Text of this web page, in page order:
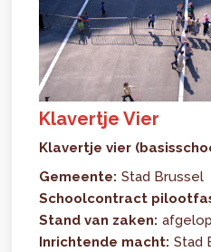
Klavertje Vier
Klavertje vier
Gemeente: Stad Brussel
Schoolcontract
Stand van zaken:
Inrichtende macht: Stad